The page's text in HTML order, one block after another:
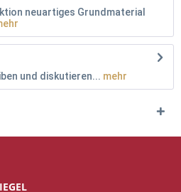
neuartiges Grundmaterial
und diskutieren... mehr